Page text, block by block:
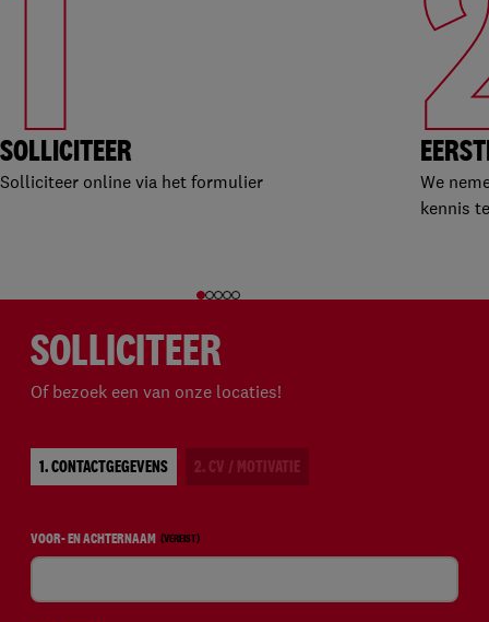
SOLLICITEER
Solliciteer online via het formulier
We
kennis
SOLLICITEER
Of bezoek een van onze locaties!
1. CONTACTGEGEVENS 2. CV / MOTIVATIE
VOOR- EN ACHTERNAAM (VEREIST)